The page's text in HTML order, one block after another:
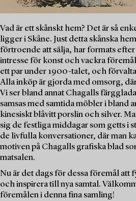
Vad är ett skånskt hem? Det är så
ligger i Skåne. Just detta skånska
förtroende att sälja, har formats
intresse för konst och vackra
ett par under 1900-talet, och
Alla inköp är gjorda med omsorg,
Vi ser bland annat Chagalls
samsas med samtida möbler i bland
kinesiskt blåvitt porslin och silver.
sig de festliga middagar som getts i
de livfulla konversationer, där man
motiven på Chagalls grafiska blad
matsalen.
Nu är det dags för dessa föremål att
och inspirera till nya samtal.
föremålen i denna fina samling!